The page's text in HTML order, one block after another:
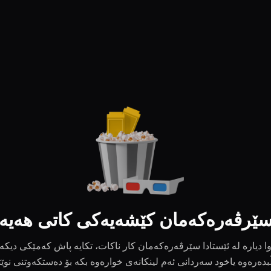
کێشەیەکی کاتی
وا دیارە لە ئێستادا سێرڤەرەکەمان کار ناکات، تکایە پاش کەمێکی دیکە
یاخود سەردانی ئەم لینکانەی خوارەوە بکە بۆ دەستکەوتنی